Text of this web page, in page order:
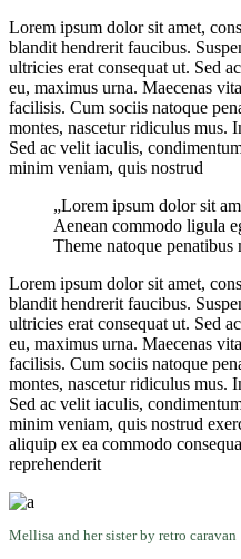
Lorem ipsum dolor sit amet,
blandit hendrerit faucibus.
ultricies erat consequat ut. Sed
eu, maximus urna. Maecenas
facilisis. Cum sociis natoque
montes, nascetur ridiculus mus.
Sed ac velit iaculis,
minim veniam, quis nostrud
„Lorem ipsum dolor sit
Aenean commodo ligula
Theme natoque penatibus
Lorem ipsum dolor sit amet,
blandit hendrerit faucibus.
ultricies erat consequat ut. Sed
eu, maximus urna. Maecenas
facilisis. Cum sociis natoque
montes, nascetur ridiculus mus.
Sed ac velit iaculis,
minim veniam, quis nostrud
aliquip ex ea commodo
reprehenderit
Mellisa and her sister by retro caravan